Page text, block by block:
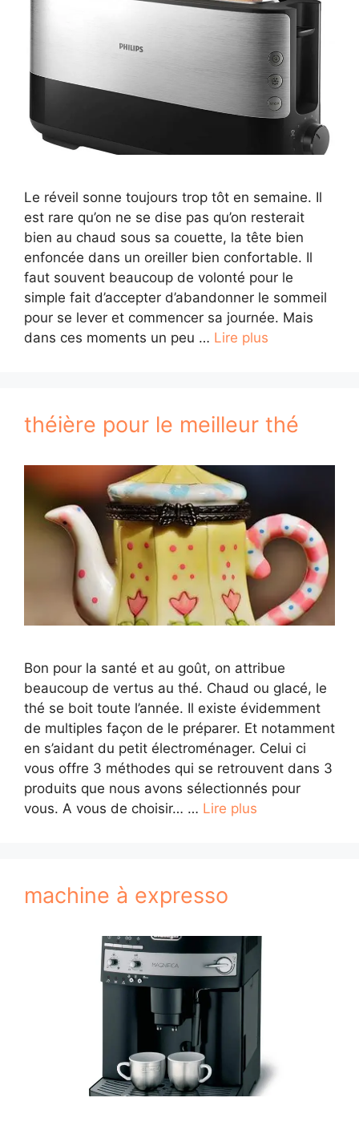
Le réveil sonne toujours trop tôt en semaine. Il
est rare qu’on ne se dise pas qu’on resterait
bien au chaud sous sa couette, la tête bien
enfoncée dans un oreiller bien confortable. Il
faut souvent beaucoup de volonté pour le
simple fait d’accepter d’abandonner le sommeil
pour se lever et commencer sa journée. Mais
dans ces moments un peu … Lire plus
théière pour le meilleur thé
Bon pour la santé et au goût, on attribue
beaucoup de vertus au thé. Chaud ou glacé, le
thé se boit toute l’année. Il existe évidemment
de multiples façon de le préparer. Et notamment
en s’aidant du petit électroménager. Celui ci
vous offre 3 méthodes qui se retrouvent dans 3
produits que nous avons sélectionnés pour
vous. A vous de choisir… … Lire plus
machine à expresso